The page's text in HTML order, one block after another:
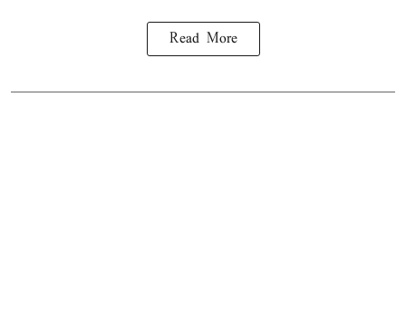
Read More